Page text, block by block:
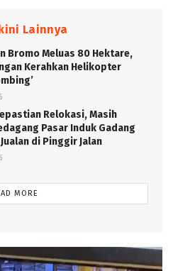
Lainnya
Bromo Meluas 80 Hektare,
Kerahkan Helikopter
Relokasi, Masih
Pasar Induk Gadang
di Pinggir Jalan
MORE